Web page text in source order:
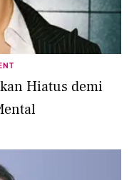
Hiatus demi